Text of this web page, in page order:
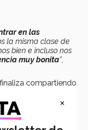
en las
la misma clase de
bien e incluso nos
muy bonita”,
compartiendo
Calculus Open
y que
se lleve el
×